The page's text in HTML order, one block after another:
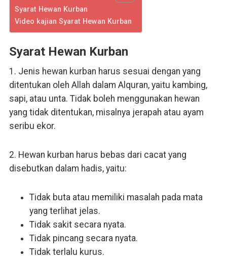
Syarat Hewan Kurban
Video kajian Syarat Hewan Kurban
Syarat Hewan Kurban
1. Jenis hewan kurban harus sesuai dengan yang
ditentukan oleh Allah dalam Alquran, yaitu kambing,
sapi, atau unta. Tidak boleh menggunakan hewan
yang tidak ditentukan, misalnya jerapah atau ayam
seribu ekor.
2. Hewan kurban harus bebas dari cacat yang
disebutkan dalam hadis, yaitu:
Tidak buta atau memiliki masalah pada mata
yang terlihat jelas.
Tidak sakit secara nyata.
Tidak pincang secara nyata.
Tidak terlalu kurus.